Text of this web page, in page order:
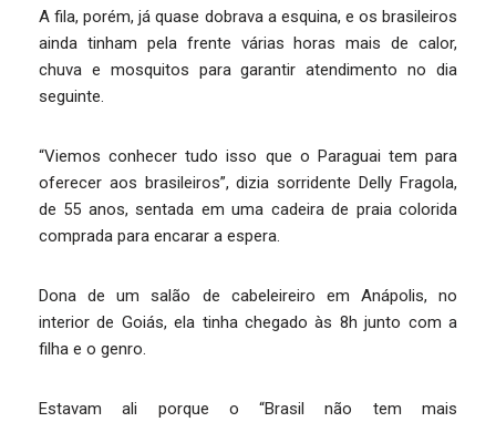
A fila, porém, já quase dobrava a esquina, e os brasileiros
ainda tinham pela frente várias horas mais de calor,
chuva e mosquitos para garantir atendimento no dia
seguinte.
“Viemos conhecer tudo isso que o Paraguai tem para
oferecer aos brasileiros”, dizia sorridente Delly Fragola,
de 55 anos, sentada em uma cadeira de praia colorida
comprada para encarar a espera.
Dona de um salão de cabeleireiro em Anápolis, no
interior de Goiás, ela tinha chegado às 8h junto com a
filha e o genro.
Estavam ali porque o “Brasil não tem mais